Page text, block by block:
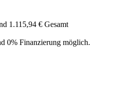
1.115,94 € Gesamt
0% Finanzierung möglich.